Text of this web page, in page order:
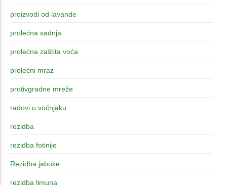
proizvodi od lavande
prolećna sadnja
prolećna zaštita voća
prolećni mraz
protivgradne mreže
radovi u voćnjaku
rezidba
rezidba fotinije
Rezidba jabuke
rezidba limuna